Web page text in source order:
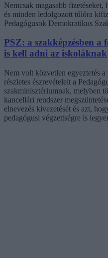
Nemcsak magasabb fizetéseket,
és minden ledolgozott túlóra
Pedagógusok Demokratikus
PSZ: a szakképzésben a
is kell adni az iskoláknak
Nem volt közvetlen egyeztetés
részletes észrevételeit a
szakminisztériumnak, melyben
kancellári rendszer
elnevezés kivezetését és azt,
pedagógusi végzettségre is